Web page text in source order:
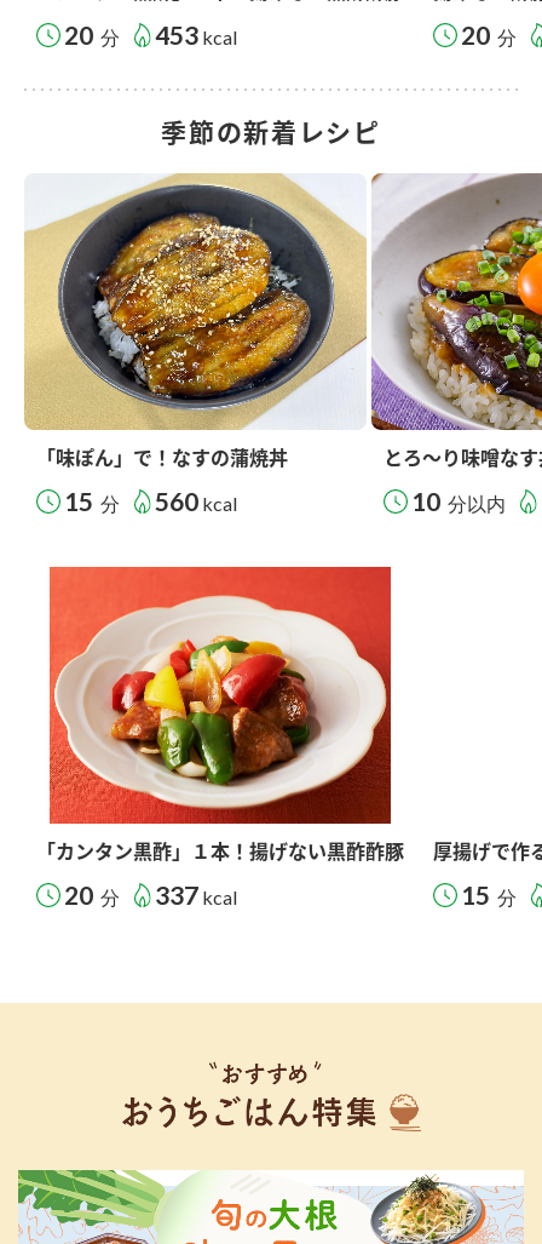
20 分 453 kcal 20 分
季節の新着レシピ
「味ぽん」で！なすの蒲焼丼
15 分 560 kcal
とろ～り味噌な
10 分以内
「カンタン黒酢」１本！揚げない黒酢酢豚
20 分 337 kcal
厚揚げで作
15 分